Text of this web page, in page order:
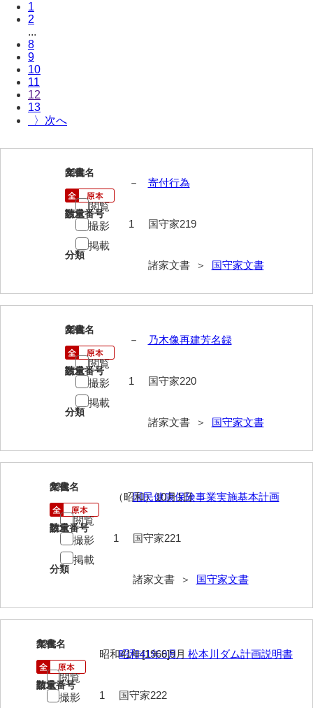
井上家文書（宇部市）
井上家文書（大和町）
井上家文書（防府市）
井上家文書（徳山市）
井上勉家文書（大和町）
今井家文書
今川家文書
入江九一文書
岩崎家文書（秋芳町）
上田家文書（防府市）
上田家文書（横浜市）
上野竹逸文書
上松氏収集文書
内田家文書（豊中市）
内田家文書（防府市）
1
2
...
8
9
10
11
12
13
〉
221
文書名
寄付行為
請求番号
国守家219
分類
諸家文書 ＞ 国守家文書
年代
－
数量
1
閲覧
撮影
掲載
222
文書名
乃木像再建芳名録
請求番号
国守家220
分類
諸家文書 ＞ 国守家文書
年代
－
数量
1
閲覧
撮影
掲載
223
文書名
国民健康保険事業実施基本計画
請求番号
国守家221
分類
諸家文書 ＞ 国守家文書
年代
（昭和）10月1日
数量
1
閲覧
撮影
掲載
224
文書名
昭和41年9月 松本川ダム計画説明書
請求番号
国守家222
年代
昭和41年[1966]9月
数量
1
閲覧
撮影